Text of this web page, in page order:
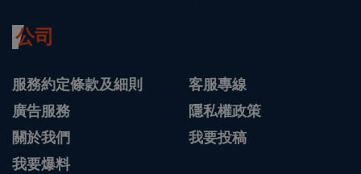
公司
服務約定條款及細則
客服專線
廣告服務
隱私權政策
關於我們
我要投稿
我要爆料